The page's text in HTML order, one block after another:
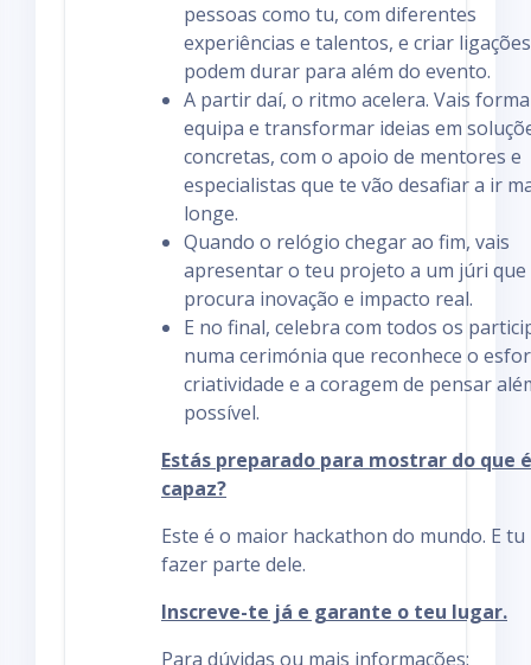
pessoas como tu, com diferentes
experiências e talentos, e criar
podem durar para além do evento.
A partir daí, o ritmo acelera. Vais
equipa e transformar ideias em
concretas, com o apoio de mentores e
especialistas que te vão desafiar a ir
longe.
Quando o relógio chegar ao fim, vais
apresentar o teu projeto a um júri que
procura inovação e impacto real.
E no final, celebra com todos os
numa cerimónia que reconhece o
criatividade e a coragem de pensar
possível.
Estás preparado para mostrar do que
capaz?
Este é o maior hackathon do mundo. E tu
fazer parte dele.
Inscreve-te já e garante o teu lugar.
Para dúvidas ou mais informações: